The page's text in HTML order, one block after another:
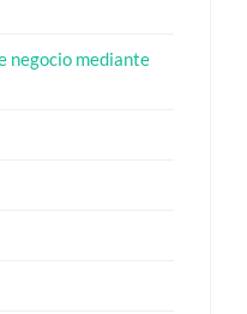
negocio mediante